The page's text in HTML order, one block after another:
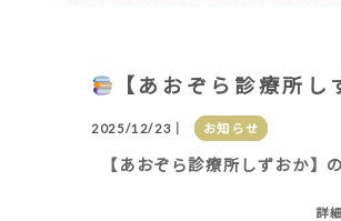
【あおぞら診療所しずおか（天野先生）】より。たくさんの絵
2025/12/23｜ お知らせ
詳